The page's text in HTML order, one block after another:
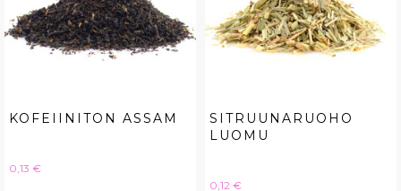
KOFEIINITON ASSAM
Hinta
0,13 €
SITRUUNARUOHO
LUOMU
Hinta
0,12 €